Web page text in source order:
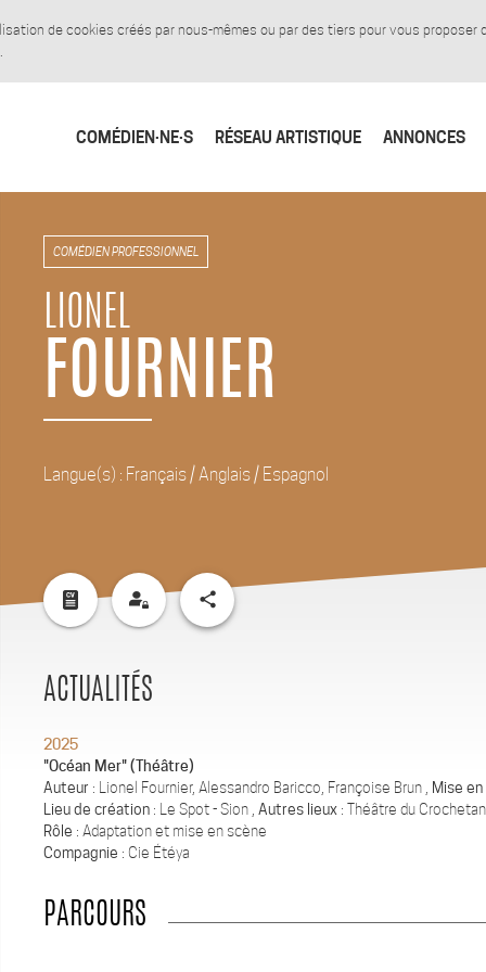
de cookies créés par nous-mêmes ou par des tiers pour vous proposer
.
COMÉDIEN·NE·S RÉSEAU ARTISTIQUE ANNONCES
COMÉDIEN PROFESSIONNEL
LIONEL
FOURNIER
Langue(s) : Français / Anglais / Espagnol
share
ACTUALITÉS
2025
"Océan Mer" (Théâtre)
Auteur : Lionel Fournier, Alessandro Baricco, Françoise Brun ,
Mise
Lieu de création : Le Spot - Sion ,Autres lieux : Théâtre du
Rôle : Adaptation et mise en scène
Compagnie : Cie Étéya
PARCOURS